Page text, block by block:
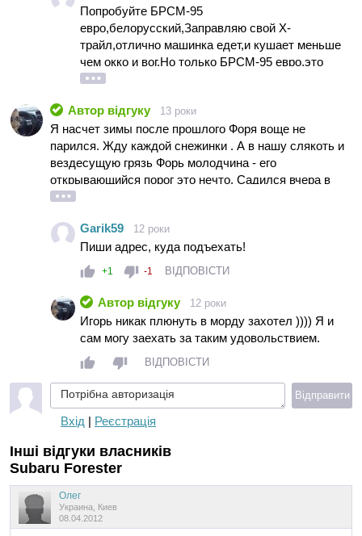
Попробуйте БРСМ-95
евро,белорусский,Заправляю свой Х-
трайл,отлично машинка едет,и кушает меньше
чем окко и вог.Но только БРСМ-95 евро,это
единственный белорусский,всё остальное
теперь БРСМ заливать.
Автор відгуку 13 роки
Я насчет зимы после прошлого Форя воще не
парился. Жду каждой снежинки . А в нашу слякоть и
вездесущую грязь Форь молодчина - его
открывающийся порог это нечто. Садился вчера в
новый Прадо , плюньте мне в морду но в форике
Garik59
12 роки
Пиши адрес, куда подъехать!
+1 -1 ВІДПОВІСТИ
Автор відгуку 12 роки
Игорь никак плюнуть в морду захотел )))) Я и
сам могу заехать за таким удовольствием.
ВІДПОВІСТИ
Потрібна авторизація
Вхід | Реєстрація
Відправити
Інші відгуки власників
Subaru Forester
Олег
Украина, Киев
08.04.2012